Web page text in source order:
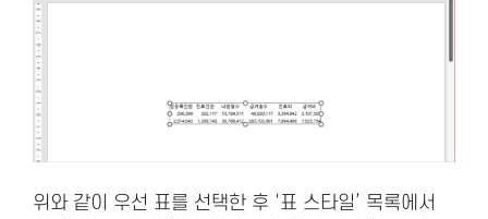
위와 같이 우선 표를 선택한 후 ‘표 스타일’ 목록에서